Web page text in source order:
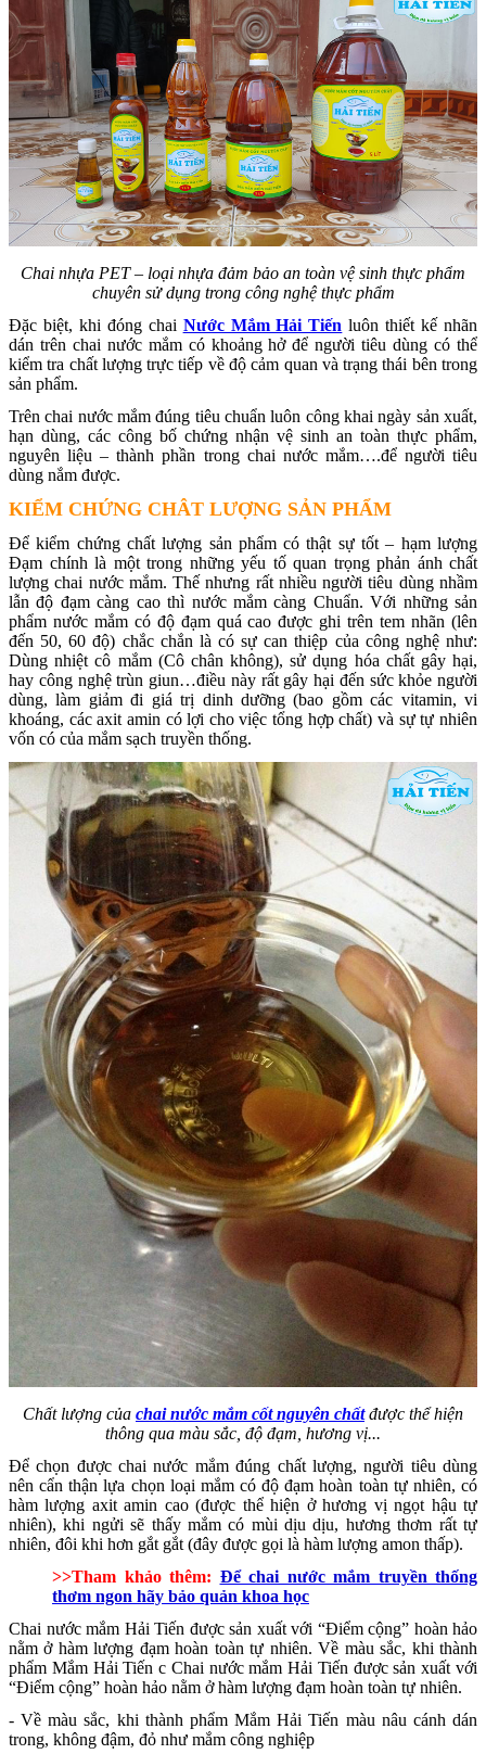
Chai nhựa PET – loại nhựa đảm bảo an toàn vệ sinh thực phẩm
chuyên sử dụng trong công nghệ thực phẩm
Đặc biệt, khi đóng chai Nước Mắm Hải Tiến luôn thiết kế nhãn
dán trên chai nước mắm có khoảng hở để người tiêu dùng có thể
kiểm tra chất lượng trực tiếp về độ cảm quan và trạng thái bên trong
sản phẩm.
Trên chai nước mắm đúng tiêu chuẩn luôn công khai ngày sản xuất,
hạn dùng, các công bố chứng nhận vệ sinh an toàn thực phẩm,
nguyên liệu – thành phần trong chai nước mắm….để người tiêu
dùng nắm được.
KIỂM CHỨNG CHÂT LƯỢNG SẢN PHẨM
Để kiểm chứng chất lượng sản phẩm có thật sự tốt – hạm lượng
Đạm chính là một trong những yếu tố quan trọng phản ánh chất
lượng chai nước mắm. Thế nhưng rất nhiều người tiêu dùng nhầm
lẫn độ đạm càng cao thì nước mắm càng Chuẩn. Với những sản
phẩm nước mắm có độ đạm quá cao được ghi trên tem nhãn (lên
đến 50, 60 độ) chắc chắn là có sự can thiệp của công nghệ như:
Dùng nhiệt cô mắm (Cô chân không), sử dụng hóa chất gây hại,
hay công nghệ trùn giun…điều này rất gây hại đến sức khỏe người
dùng, làm giảm đi giá trị dinh dưỡng (bao gồm các vitamin, vi
khoáng, các axit amin có lợi cho việc tổng hợp chất) và sự tự nhiên
vốn có của mắm sạch truyền thống.
Chất lượng của chai nước mắm cốt nguyên chấtđược thể hiện
thông qua màu sắc, độ đạm, hương vị...
Để chọn được chai nước mắm đúng chất lượng, người tiêu dùng
nên cẩn thận lựa chọn loại mắm có độ đạm hoàn toàn tự nhiên, có
hàm lượng axit amin cao (được thể hiện ở hương vị ngọt hậu tự
nhiên), khi ngửi sẽ thấy mắm có mùi dịu dịu, hương thơm rất tự
nhiên, đôi khi hơn gắt gắt (đây được gọi là hàm lượng amon thấp).
>>Tham khảo thêm: Để chai nước mắm truyền thống
thơm ngon hãy bảo quản khoa học
Chai nước mắm Hải Tiến được sản xuất với “Điểm cộng” hoàn hảo
nằm ở hàm lượng đạm hoàn toàn tự nhiên. Về màu sắc, khi thành
phẩm Mắm Hải Tiến c Chai nước mắm Hải Tiến được sản xuất với
“Điểm cộng” hoàn hảo nằm ở hàm lượng đạm hoàn toàn tự nhiên.
- Về màu sắc, khi thành phẩm Mắm Hải Tiến màu nâu cánh dán
trong, không đậm, đỏ như mắm công nghiệp